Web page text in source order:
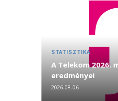
STATISZTIKA
A Telekom 2026.
eredményei
2026-08-06